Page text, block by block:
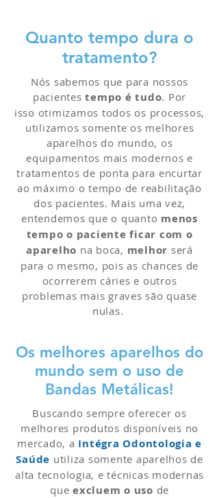
Quanto tempo dura o
tratamento?
Nós sabemos que para nossos
pacientestempo é tudo. Por
isso otimizamos todos os processos,
utilizamos somente os melhores
aparelhos do mundo, os
equipamentos mais modernos e
tratamentos de ponta para encurtar
ao máximo o tempo de reabilitação
dos pacientes. Mais uma vez,
entendemos que o quanto menos
tempo o paciente ficar com o
aparelho na boca, melhor será
para o mesmo, pois as chances de
ocorrerem cáries e outros
problemas mais graves são quase
nulas.
Os melhores aparelhos do
mundo sem o uso de
Bandas Metálicas!
Buscando sempre oferecer os
melhores produtos disponíveis no
mercado, a Intégra Odontologia e
Saúde utiliza somente aparelhos de
alta tecnologia, e técnicas modernas
que excluem o uso de